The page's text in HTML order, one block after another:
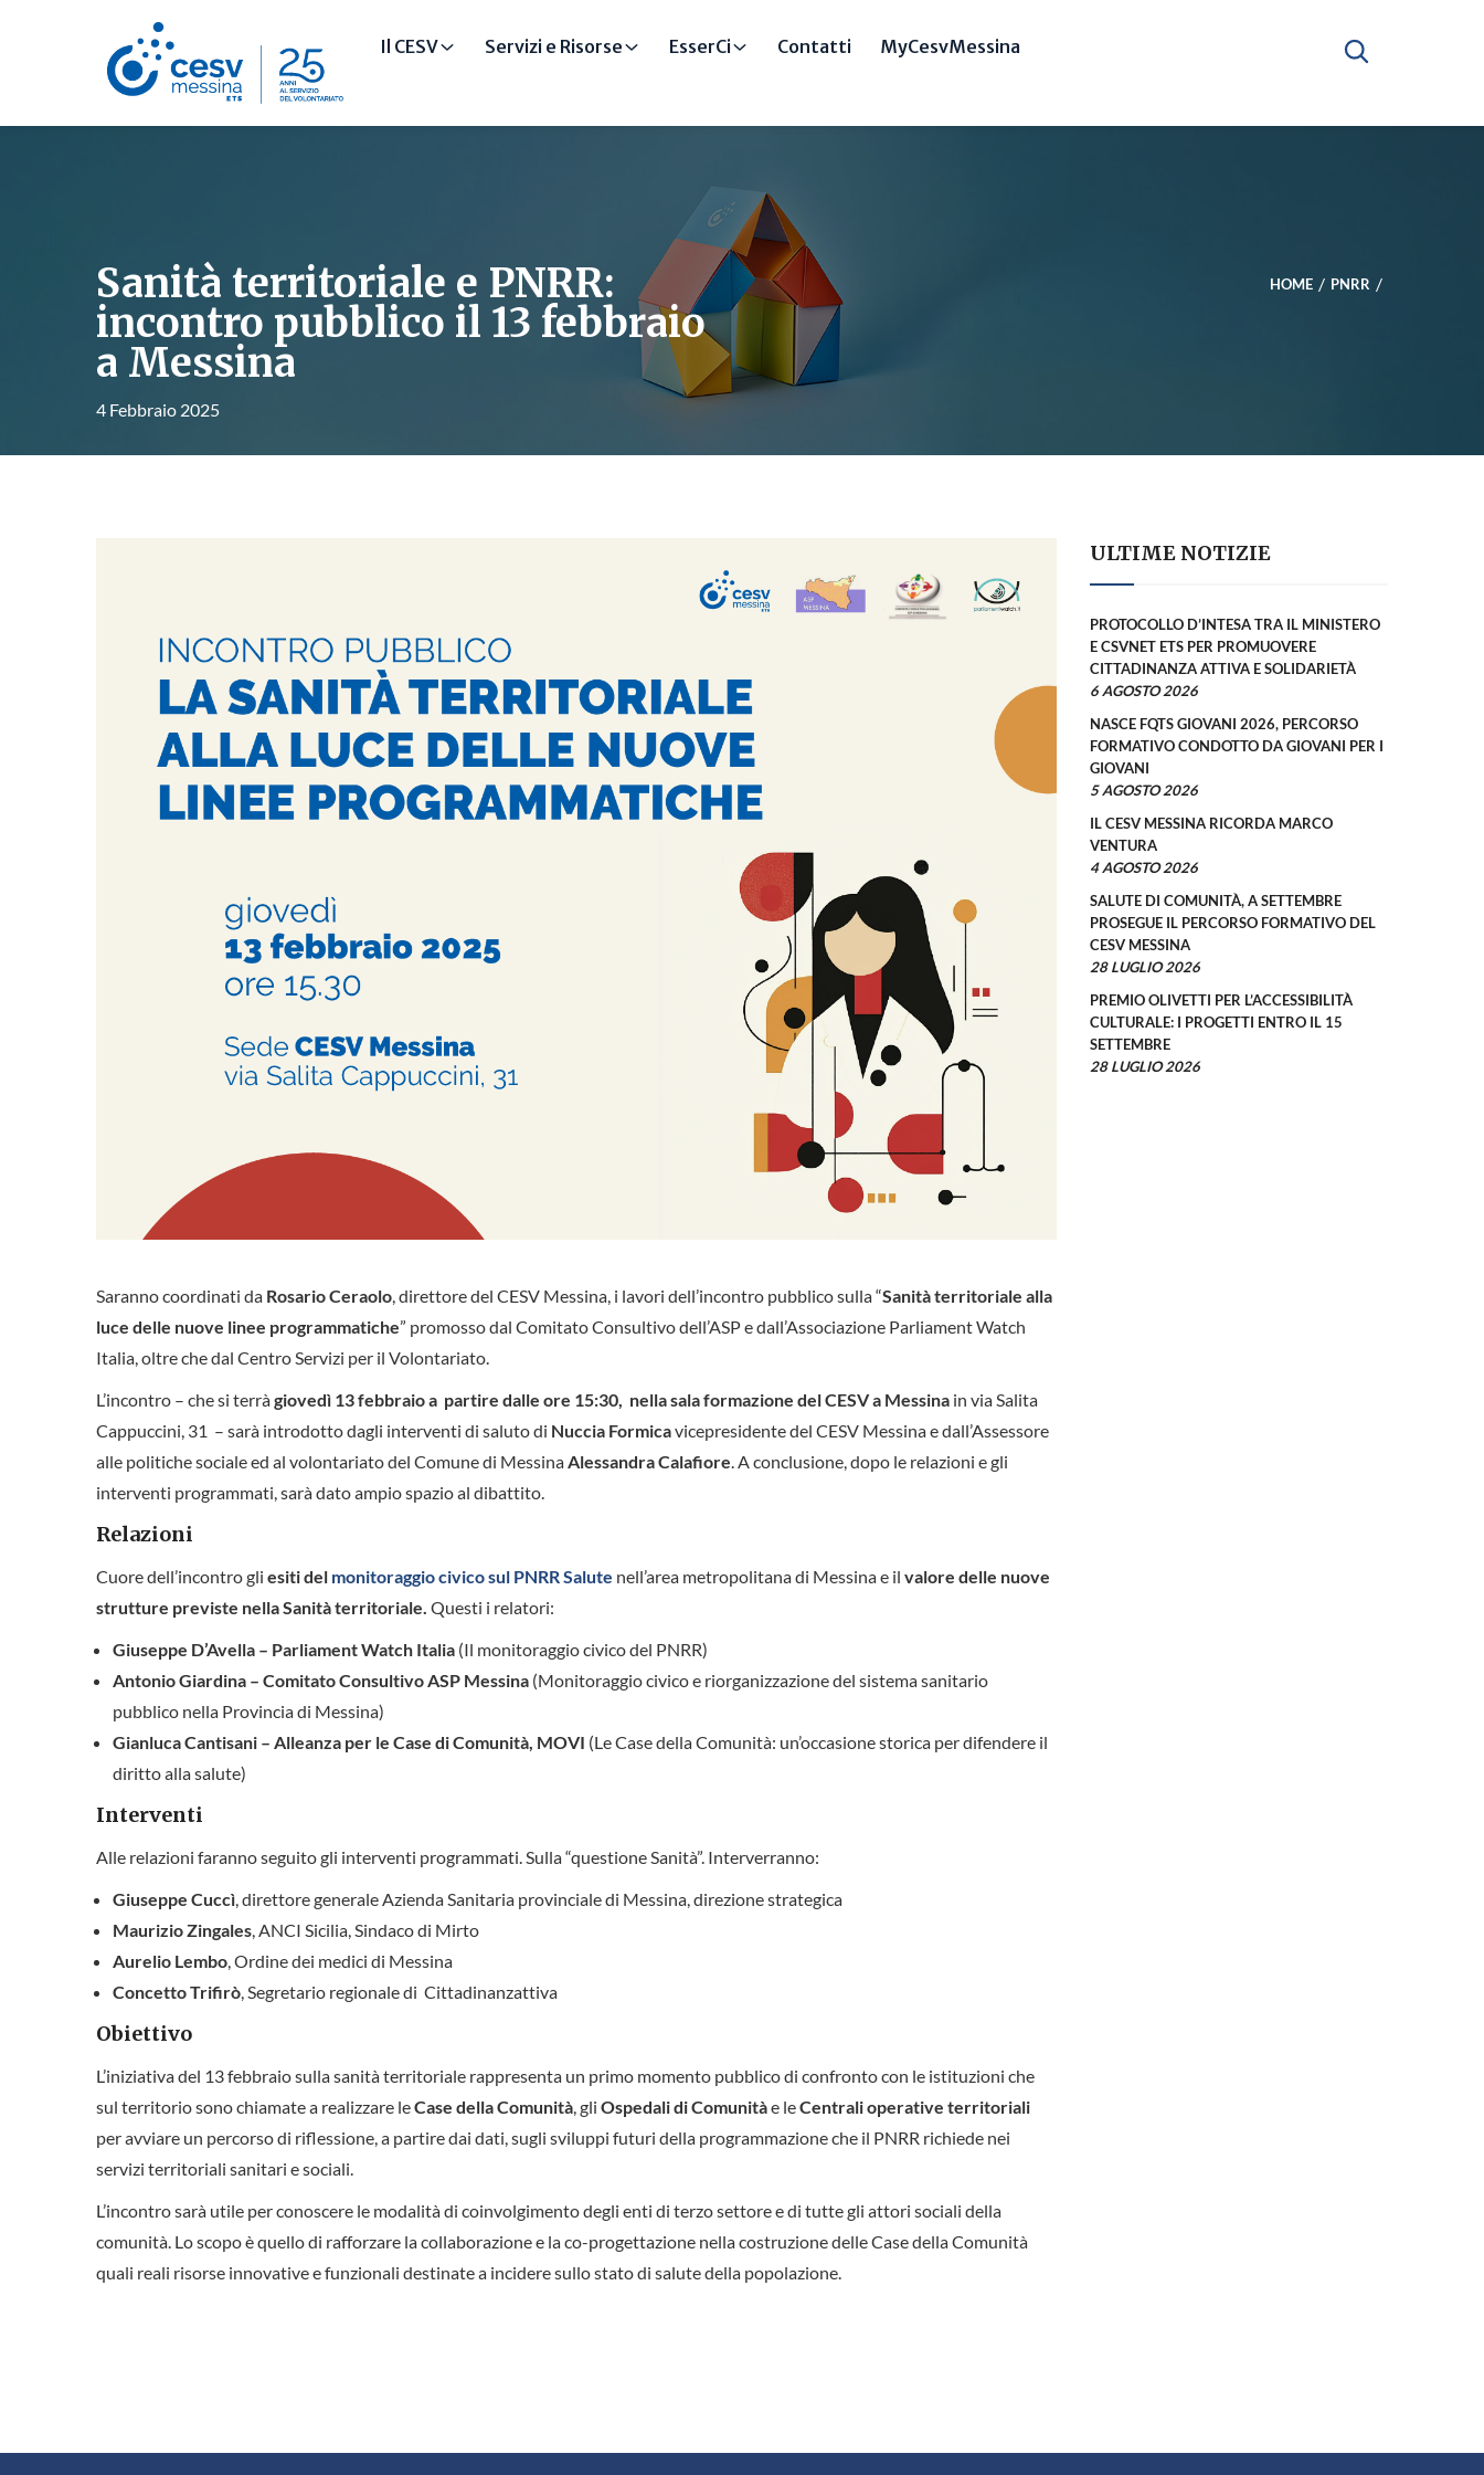
Il CESV Servizi e Risorse EsserCi Contatti MyCesvMessina
Sanità territoriale e PNRR:
incontro pubblico il 13 febbraio
a Messina
4 Febbraio 2025
HOME PNRR
Saranno coordinati da Rosario Ceraolo, direttore del CESV Messina, i lavori dell’incontro pubblico sulla “Sanità territoriale alla
luce delle nuove linee programmatiche” promosso dal Comitato Consultivo dell’ASP e dall’Associazione Parliament Watch
Italia, oltre che dal Centro Servizi per il Volontariato.
L’incontro – che si terràgiovedì 13 febbraio a partire dalle ore 15:30, nella sala formazione del CESV a Messina in via Salita
Cappuccini, 31 – sarà introdotto dagli interventi di saluto di Nuccia Formicavicepresidente del CESV Messina e dall’Assessore
alle politiche sociale ed al volontariato del Comune di MessinaAlessandra Calafiore. A conclusione, dopo le relazioni e gli
interventi programmati, sarà dato ampio spazio al dibattito.
Relazioni
Cuore dell’incontro gli esiti del monitoraggio civico sul PNRR Salute nell’area metropolitana di Messina e il valore delle nuove
strutture previste nella Sanità territoriale. Questi i relatori:
Giuseppe D’Avella – Parliament Watch Italia (Il monitoraggio civico del PNRR)
Antonio Giardina – Comitato Consultivo ASP Messina (Monitoraggio civico e riorganizzazione del sistema sanitario
pubblico nella Provincia di Messina)
Gianluca Cantisani – Alleanza per le Case di Comunità, MOVI (Le Case della Comunità: un’occasione storica per difendere il
diritto alla salute)
Interventi
Alle relazioni faranno seguito gli interventi programmati. Sulla “questione Sanità”. Interverranno:
Giuseppe Cuccì, direttore generale Azienda Sanitaria provinciale di Messina, direzione strategica
Maurizio Zingales, ANCI Sicilia, Sindaco di Mirto
Aurelio Lembo, Ordine dei medici di Messina
Concetto Trifirò, Segretario regionale di Cittadinanzattiva
Obiettivo
L’iniziativa del 13 febbraio sulla sanità territoriale rappresenta un primo momento pubblico di confronto con le istituzioni che
sul territorio sono chiamate a realizzare leCase della Comunità, gli Ospedali di Comunitàe leCentrali operative territoriali
per avviare un percorso di riflessione, a partire dai dati, sugli sviluppi futuri della programmazione che il PNRR richiede nei
servizi territoriali sanitari e sociali.
L’incontro sarà utile per conoscere le modalità di coinvolgimento degli enti di terzo settore e di tutte gli attori sociali della
comunità. Lo scopo è quello di rafforzare la collaborazione e la co-progettazione nella costruzione delle Case della Comunità
quali reali risorse innovative e funzionali destinate a incidere sullo stato di salute della popolazione.
ULTIME NOTIZIE
PROTOCOLLO D’INTESA TRA IL MINISTERO
E CSVNET ETS PER PROMUOVERE
CITTADINANZA ATTIVA E SOLIDARIETÀ
6 AGOSTO 2026
NASCE FQTS GIOVANI 2026, PERCORSO
FORMATIVO CONDOTTO DA GIOVANI PER I
GIOVANI
5 AGOSTO 2026
IL CESV MESSINA RICORDA MARCO
VENTURA
4 AGOSTO 2026
SALUTE DI COMUNITÀ, A SETTEMBRE
PROSEGUE IL PERCORSO FORMATIVO DEL
CESV MESSINA
28 LUGLIO 2026
PREMIO OLIVETTI PER L’ACCESSIBILITÀ
CULTURALE: I PROGETTI ENTRO IL 15
SETTEMBRE
28 LUGLIO 2026